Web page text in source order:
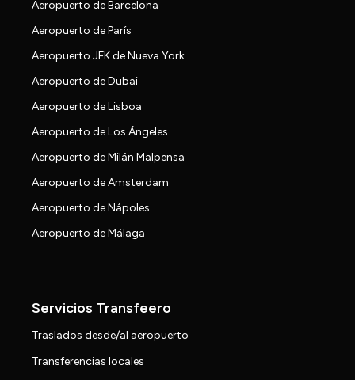
Aeropuerto de Barcelona
Aeropuerto de París
Aeropuerto JFK de Nueva York
Aeropuerto de Dubai
Aeropuerto de Lisboa
Aeropuerto de Los Ángeles
Aeropuerto de Milán Malpensa
Aeropuerto de Amsterdam
Aeropuerto de Nápoles
Aeropuerto de Málaga
Servicios Transfeero
Traslados desde/al aeropuerto
Transferencias locales